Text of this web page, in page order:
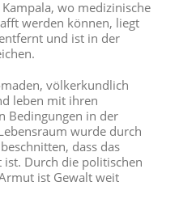
wo medizinische
werden können, liegt
und ist in der
völkerkundlich
leben mit ihren
Bedingungen in der
wurde durch
dass das
Durch die politischen
ist Gewalt weit